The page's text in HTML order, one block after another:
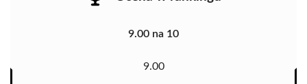
9.00 na 10
9.00